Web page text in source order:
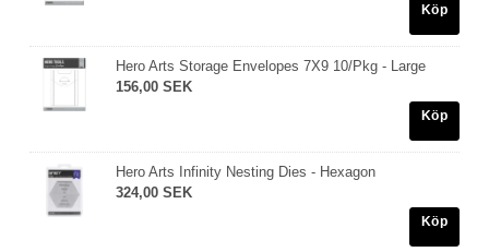
Köp
Hero Arts Storage Envelopes 7X9 10/Pkg - Large
156,00 SEK
Köp
Hero Arts Infinity Nesting Dies - Hexagon
324,00 SEK
Köp